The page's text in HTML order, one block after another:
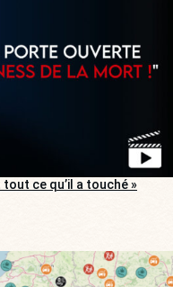
tout ce qu’il a touché »